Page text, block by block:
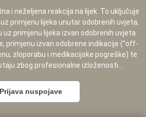
i neželjena reakcija na lijek. To uključuje
primjenu lijeka unutar odobrenih uvjeta,
uz primjenu lijeka izvan odobrenih uvjeta
primjenu izvan odobrene indikacije (”off-
zloporabu i medikacijske pogreške) te
zbog profesionalne izloženosti...
Prijava nuspojave